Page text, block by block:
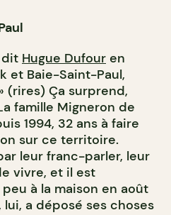
dit Hugue Dufour en
et Baie-Saint-Paul,
(rires) Ça surprend,
famille Migneron de
1994, 32 ans à faire
sur ce territoire.
leur franc-parler, leur
vivre, et il est
à la maison en août
a déposé ses choses